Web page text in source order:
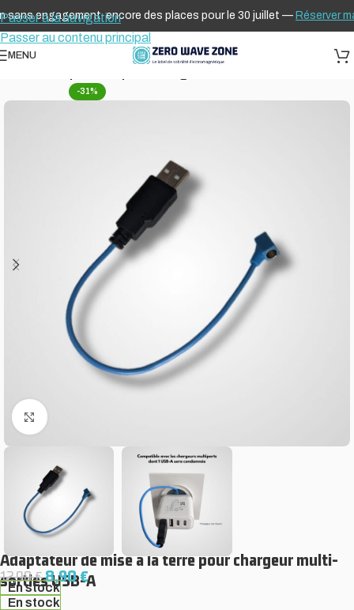
Passer à la navigation
Passer au contenu principal
engagement, encore des places pour le 30 juillet —Réserver
MENU
-31%
Cliquez pour agrandir
Adaptateur de mise à la terre pour chargeur multi-
sorties USB-A
12,90€8,90€
En stock
En stock